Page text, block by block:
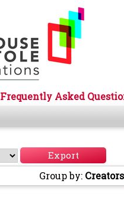
Frequently Asked
Group by: Creators